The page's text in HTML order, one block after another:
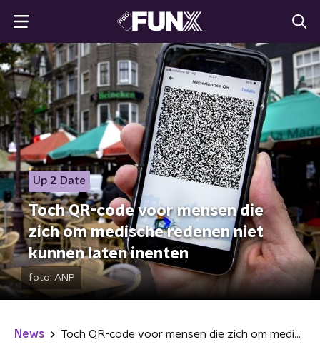
Up 2 Date
Toch QR-code voor mensen die
zich om medische redenen niet
kunnen laten inenten
foto: ANP
News Toch QR-code voor mensen die zich om medische redenen niet kunnen laten inenten